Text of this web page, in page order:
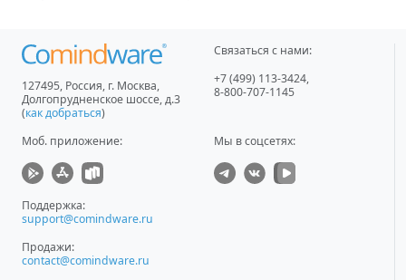
127495, Россия, г. Москва,
Долгопрудненское шоссе, д.3
(как добраться)
Связаться с нами:
+7 (499) 113-3424,
8-800-707-1145
Моб. приложение: Мы в соцсетях:
Поддержка:
support@comindware.ru
Продажи:
contact@comindware.ru